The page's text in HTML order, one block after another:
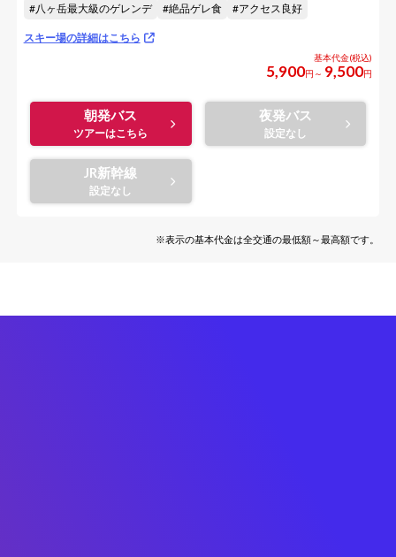
八ヶ岳最大級のゲレンデ 絶品ゲレ食 アクセス良好
スキー場の詳細はこちら
5,900円～ 9,500円
朝発バス 夜発バス
JR新幹線